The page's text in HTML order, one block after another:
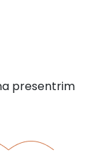
presentrim